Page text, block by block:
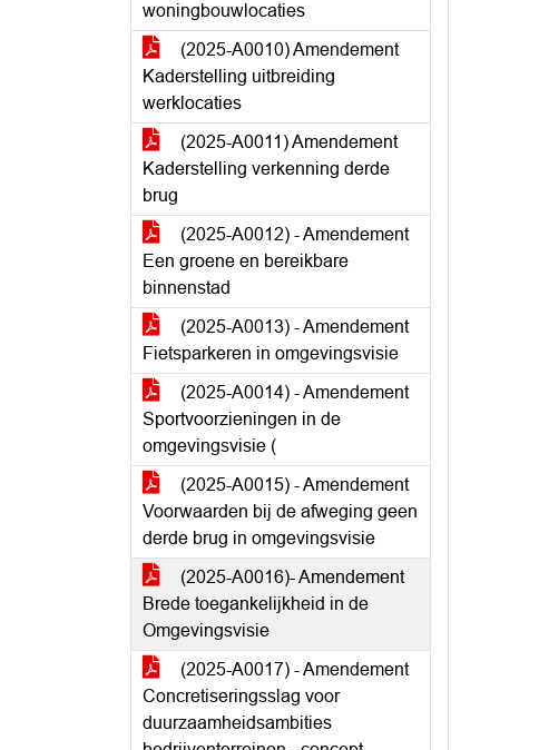
woningbouwlocaties
(2025-A0010) Amendement
Kaderstelling uitbreiding
werklocaties
(2025-A0011) Amendement
Kaderstelling verkenning derde
brug
(2025-A0012) - Amendement
Een groene en bereikbare
binnenstad
(2025-A0013) - Amendement
Fietsparkeren in omgevingsvisie
(2025-A0014) - Amendement
Sportvoorzieningen in de
omgevingsvisie (
(2025-A0015) - Amendement
Voorwaarden bij de afweging geen
derde brug in omgevingsvisie
(2025-A0016)- Amendement
Brede toegankelijkheid in de
Omgevingsvisie
(2025-A0017) - Amendement
Concretiseringsslag voor
duurzaamheidsambities